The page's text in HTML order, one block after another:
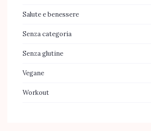
Salute e benessere
Senza categoria
Senza glutine
Vegane
Workout